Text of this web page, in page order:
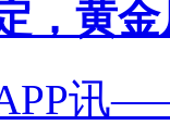
，黄
讯